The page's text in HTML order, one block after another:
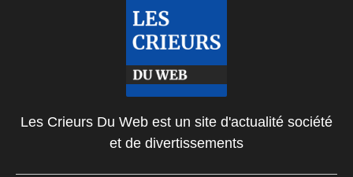
Les Crieurs Du Web est un site d'actualité société
et de divertissements